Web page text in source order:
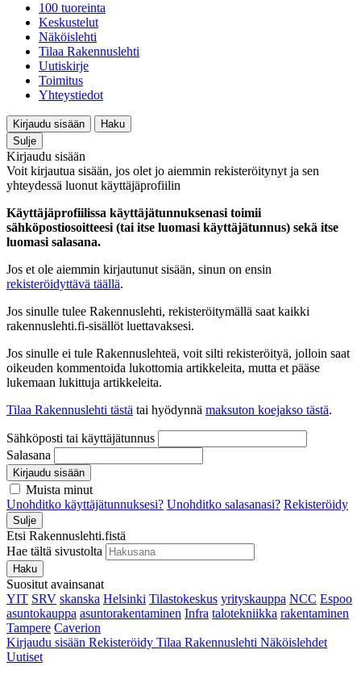
100 tuoreinta
Keskustelut
Näköislehti
Tilaa Rakennuslehti
Uutiskirje
Toimitus
Yhteystiedot
Kirjaudu sisään
Haku
Sulje
Kirjaudu sisään
Voit kirjautua sisään, jos olet jo aiemmin rekisteröitynyt ja sen
yhteydessä luonut käyttäjäprofiilin
Käyttäjäprofiilissa käyttäjätunnuksenasi toimii
sähköpostiosoitteesi (tai itse luomasi käyttäjätunnus) sekä itse
luomasi salasana.
Jos et ole aiemmin kirjautunut sisään, sinun on ensin
rekisteröidyttävä täällä.
Jos sinulle tulee Rakennuslehti, rekisteröitymällä saat kaikki
rakennuslehti.fi-sisällöt luettavaksesi.
Jos sinulle ei tule Rakennuslehteä, voit silti rekisteröityä, jolloin saat
oikeuden kommentoida lukottomia artikkeleita, mutta et pääse
lukemaan lukittuja artikkeleita.
Tilaa Rakennuslehti tästä tai hyödynnä maksuton koejakso tästä.
Sähköposti tai käyttäjätunnus
Salasana
Kirjaudu sisään
Muista minut
Unohditko käyttäjätunnuksesi? Unohditko salasanasi? Rekisteröidy
Sulje
Etsi Rakennuslehti.fistä
Hae tältä sivustolta
Haku
Suositut avainsanat
YIT SRV skanska Helsinki Tilastokeskus yrityskauppa NCC Espoo
asuntokauppa asuntorakentaminen Infra talotekniikka rakentaminen
Tampere Caverion
Kirjaudu sisään Rekisteröidy Tilaa Rakennuslehti Näköislehdet
Uutiset